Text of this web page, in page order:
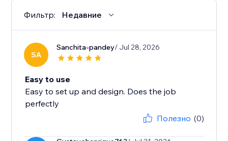
Фильтр: Недавние
SA
Sanchita-pandey/ Jul 28, 2026
Easy to use
Easy to set up and design. Does the job
perfectly
Полезно (0)